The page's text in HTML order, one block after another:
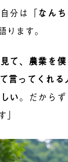
分は 「なん
ります。
て、農業を
言ってくれ
い。だから